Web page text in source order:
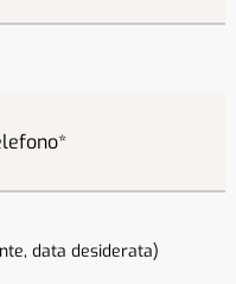
data desiderata)